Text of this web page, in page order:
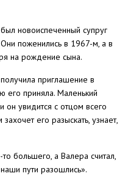
новоиспеченный супруг
поженились в 1967-м, а в
на рождение сына.
приглашение в
его приняла. Маленький
он увидится с отцом всего
его разыскать, узнает,
большего, а Валера считал,
пути разошлись».